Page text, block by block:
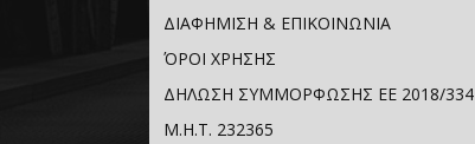
ΔΙΑΦΗΜΙΣΗ & ΕΠΙΚΟΙΝΩΝΙΑ
ΌΡΟΙ ΧΡΗΣΗΣ
ΔΗΛΩΣΗ ΣΥΜΜΟΡΦΩΣΗΣ ΕΕ 2018/334
Μ.Η.Τ. 232365